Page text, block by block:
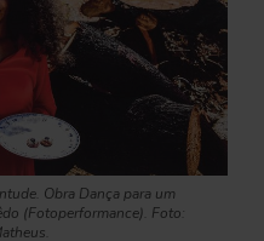
Obra Dança para um
(Fotoperformance). Foto: